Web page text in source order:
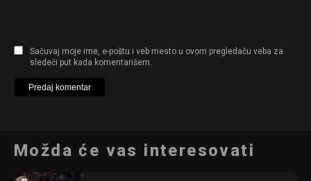
Sačuvaj moje ime, e-poštu i veb mesto u ovom pregledaču veba za
sledeći put kada komentarišem.
Možda će vas interesovati